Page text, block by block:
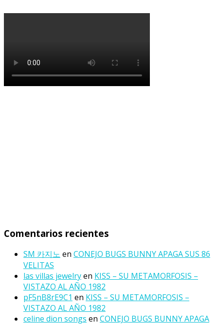
Comentarios recientes
SM 카지노 en CONEJO BUGS BUNNY APAGA SUS 86
VELITAS
las villas jewelryen KISS – SU METAMORFOSIS –
VISTAZO AL AÑO 1982
pF5nB8rE9C1 en KISS – SU METAMORFOSIS –
VISTAZO AL AÑO 1982
celine dion songs en CONEJO BUGS BUNNY APAGA